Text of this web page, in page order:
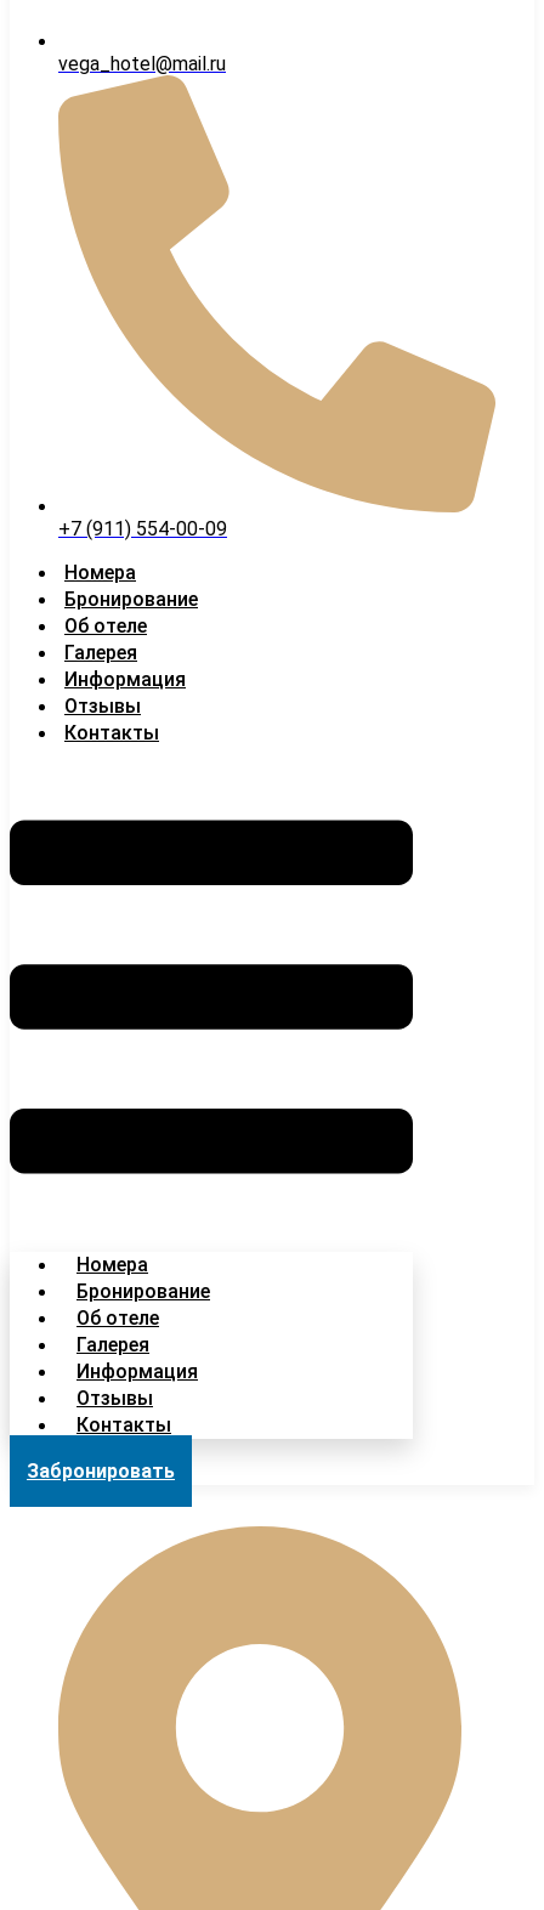
vega_hotel@mail.ru
+7 (911) 554-00-09
Номера
Бронирование
Об отеле
Галерея
Информация
Отзывы
Контакты
Номера
Бронирование
Об отеле
Галерея
Информация
Отзывы
Контакты
Забронировать